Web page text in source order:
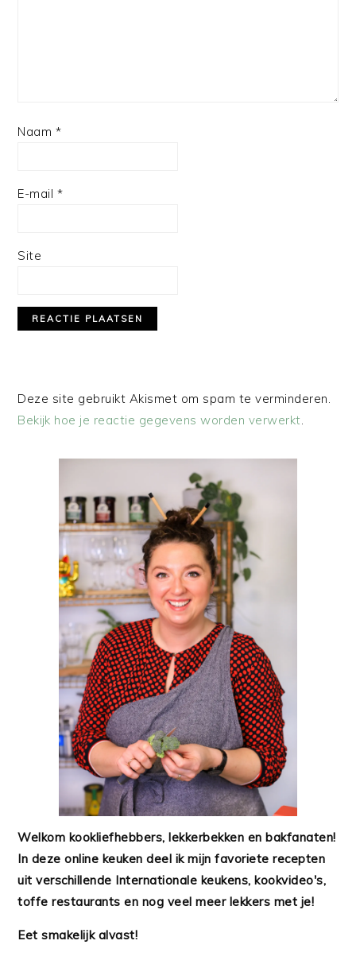
Naam *
E-mail *
Site
Deze site gebruikt Akismet om spam te verminderen.
Bekijk hoe je reactie gegevens worden verwerkt.
Welkom kookliefhebbers, lekkerbekken en bakfanaten!
In deze online keuken deel ik mijn favoriete recepten
uit verschillende Internationale keukens, kookvideo's,
toffe restaurants en nog veel meer lekkers met je!
Eet smakelijk alvast!